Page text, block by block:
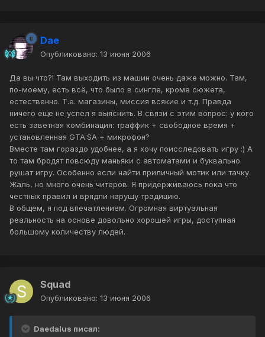
Dae
Опубликовано: 13 июня 2006
Да вы что?! Там выходить из машин очень даже можно. Там,
по-моему, есть всё, что было в сингле, кроме сюжета,
естественно. Т.е. магазины, миссия всякие и т.д. Правда
ничего ещё не успел я выяснить. В связи с этим вопрос: у кого
есть заветная комбинация: траффик + свободное время +
установленная GTA:SA + микрофон?
Вместе там гораздо удобнее, а я хочу поисследовать игру :) А
то там бродят повсюду маньяки с автоматами и буквально
рушат игру. Особенно если найти приличный мотик или тачку.
Жаль, но много очень читеров. Я придерживаюсь пока что
честных правил и врядли нарушу традицию.
В общем, я под впечатлением. Огромная виртуальная
реальность на основе довольно хорошей игры, доступная
большому количеству людей.
Squad
Опубликовано: 13 июня 2006
Daedalus писал: